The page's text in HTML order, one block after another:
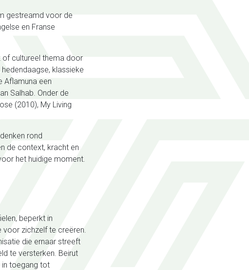
gestreamd voor de
en Franse
of cultureel thema door
klassieke
Aflamuna een
Salhab. Onder de
(2010), My Living
rond
de context, kracht en
het huidige moment.
beperkt in
zichzelf te creëren.
die ernaar streeft
te versterken. Beirut
in toegang tot